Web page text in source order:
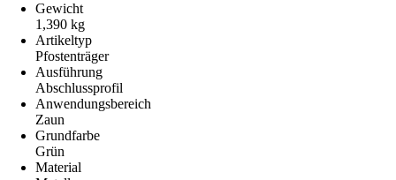
Gewicht
1,390 kg
Artikeltyp
Pfostenträger
Ausführung
Abschlussprofil
Anwendungsbereich
Zaun
Grundfarbe
Grün
Material